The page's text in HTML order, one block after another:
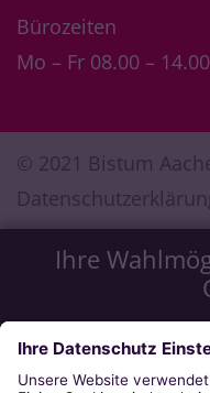
Ihre
Wir möchten Ihnen ein
bieten. Dazu
Funktionieren unserer
Bürozeiten
Mo – Fr 08.00 –
© 2021 Bistum